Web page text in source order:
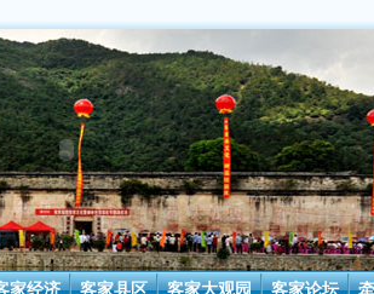
家经济 客家县区 客家大观园 客家论坛